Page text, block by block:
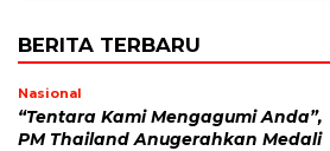
BERITA TERBARU
Nasional
“Tentara Kami Mengagumi Anda”,
PM Thailand Anugerahkan Medali